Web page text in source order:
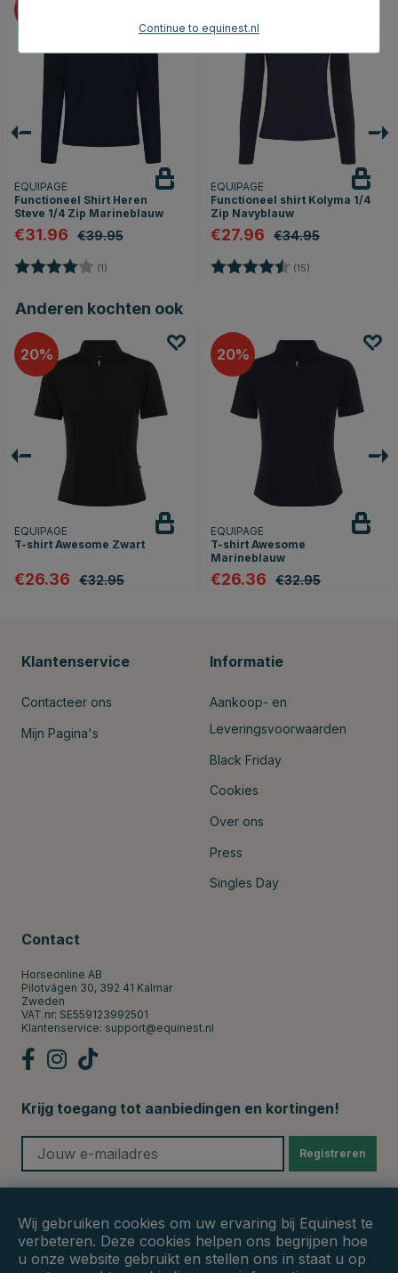
EQUIPAGE
Functioneel Shirt Heren
Steve 1/4 Zip Marineblauw
€31.96 €39.95
Beoordeling: (1)
EQUIPAGE
Functioneel shirt Kolyma 1/4
Zip Navyblauw
€27.96 €34.95
Beoordeling: (15)
Anderen kochten ook
20
EQUIPAGE
T-shirt Awesome Zwart
€26.36 €32.95
20
EQUIPAGE
T-shirt Awesome
Marineblauw
€26.36 €32.95
Klantenservice
Contacteer ons
Mijn Pagina's
Informatie
Aankoop- en
Leveringsvoorwaarden
Black Friday
Cookies
Over ons
Press
Singles Day
Contact
Horseonline AB
Pilotvägen 30, 392 41 Kalmar
Zweden
VAT.nr: SE559123992501
Klantenservice: support@equinest.nl
Krijg toegang tot aanbiedingen en kortingen!
Registreren
Wij gebruiken cookies om uw ervaring bij Equinest te
verbeteren. Deze cookies helpen ons begrijpen hoe
u onze website gebruikt en stellen ons in staat u op
Continue to equinest.nl